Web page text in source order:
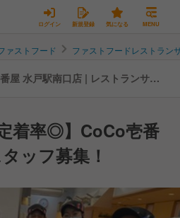
ログイン 新規登録 気になる MENU
ァストフード ファストフードレストラン
屋 水戸駅南口店 | レストランサー
着率◎】CoCo壱番
ッフ募集！